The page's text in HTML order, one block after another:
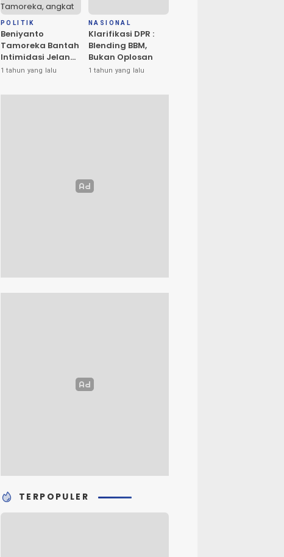
POLITIK
Beniyanto
Tamoreka Bantah
Intimidasi Jelang
PSU Banggai:
Redakan Suasana
1 tahun yang lalu
NASIONAL
Klarifikasi DPR :
Blending BBM,
Bukan Oplosan
1 tahun yang lalu
TERPOPULER